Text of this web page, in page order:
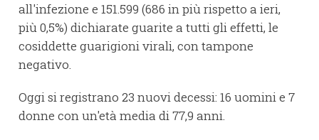
all'infezione e 151.599 (686 in più rispetto a ieri,
più 0,5%) dichiarate guarite a tutti gli effetti, le
cosiddette guarigioni virali, con tampone
negativo.
Oggi si registrano 23 nuovi decessi: 16 uomini e 7
donne con un'età media di 77,9 anni.